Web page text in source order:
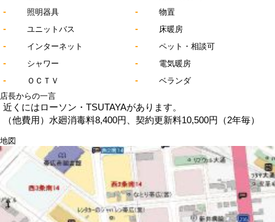
- 照明器具 - 物置
- ユニットバス - 床暖房
- インターネット - ペット・相談可
- シャワー - 電気暖房
- ＯＣＴＶ -
ベランダ
店長からの一言
近くにはローソン・TSUTAYAがあります。
（他費用）水廻消毒料8,400円、契約更新料10,500円（2年毎）
地図